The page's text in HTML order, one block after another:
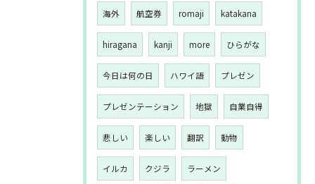
海外 航空券 romaji katakana
hiragana kanji more ひらがな
今日は何の日 ハワイ語 プレゼン
プレゼンテーション 地獄 自業自得
悲しい 楽しい 翻訳 動物
イルカ クジラ ラーメン